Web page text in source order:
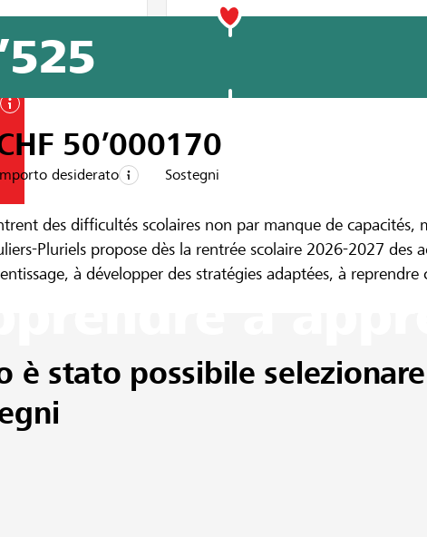
nomade. Un
della Banque Raiffeisen Sion et Région
des difficultés scolaires non par manque de capacités,
Pluriels propose dès la rentrée scolaire 2026-2027 des
à développer des stratégies adaptées, à
50’000
desiderato
170
Sostegni
è stato possibile